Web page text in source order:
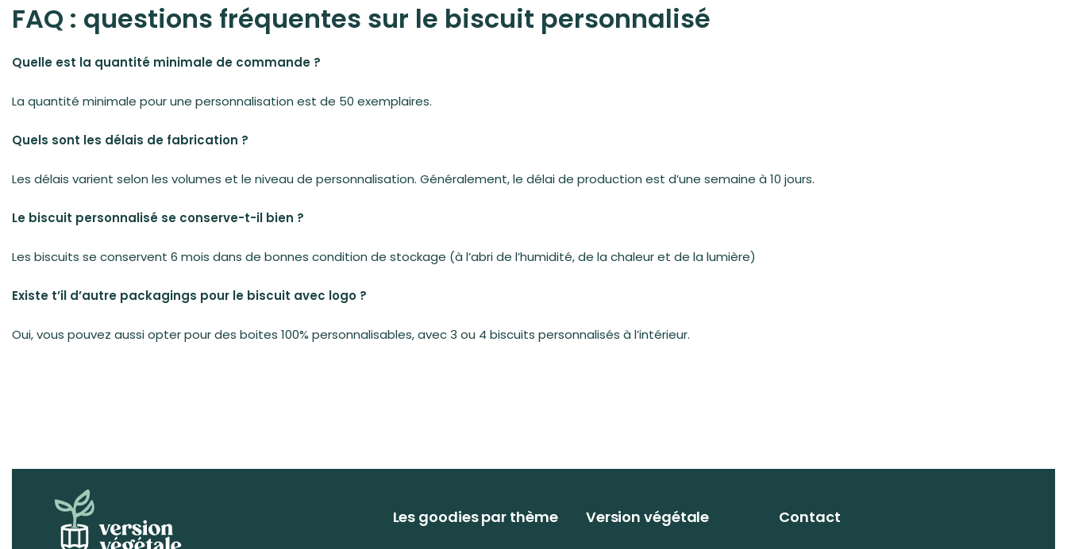
FAQ : questions fréquentes sur le biscuit personnalisé
Quelle est la quantité minimale de commande ?
La quantité minimale pour une personnalisation est de 50 exemplaires.
Quels sont les délais de fabrication ?
Les délais varient selon les volumes et le niveau de personnalisation. Généralement, le délai de production est d’une semaine à 10 jours.
Le biscuit personnalisé se conserve-t-il bien ?
Les biscuits se conservent 6 mois dans de bonnes condition de stockage (à l’abri de l’humidité, de la chaleur et de la lumière)
Existe t’il d’autre packagings pour le biscuit avec logo ?
Oui, vous pouvez aussi opter pour des boites 100% personnalisables, avec 3 ou 4 biscuits personnalisés à l’intérieur.
Les goodies par thème Version végétale Contact